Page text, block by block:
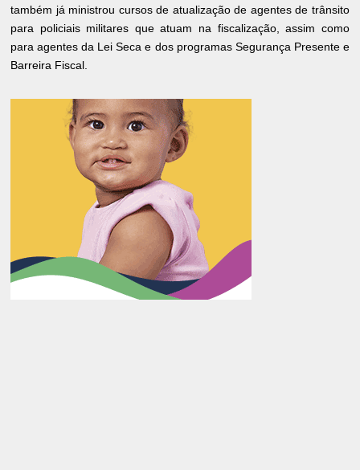
também já ministrou cursos de atualização de agentes de trânsito
para policiais militares que atuam na fiscalização, assim como
para agentes da Lei Seca e dos programas Segurança Presente e
Barreira Fiscal.